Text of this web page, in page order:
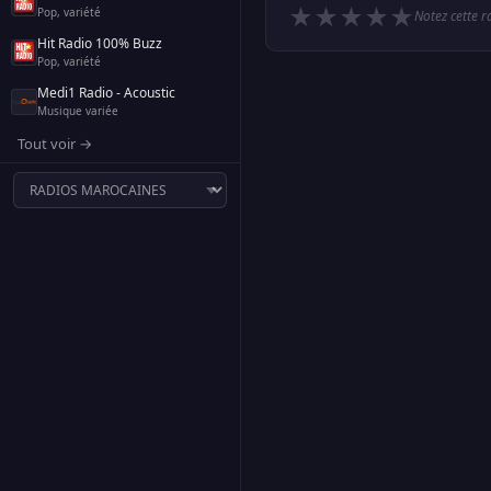
Pop, variété
Hit Radio 100% Buzz
Pop, variété
Medi1 Radio - Acoustic
Musique variée
Tout voir →
★ ★ ★ ★ ★Notez cette